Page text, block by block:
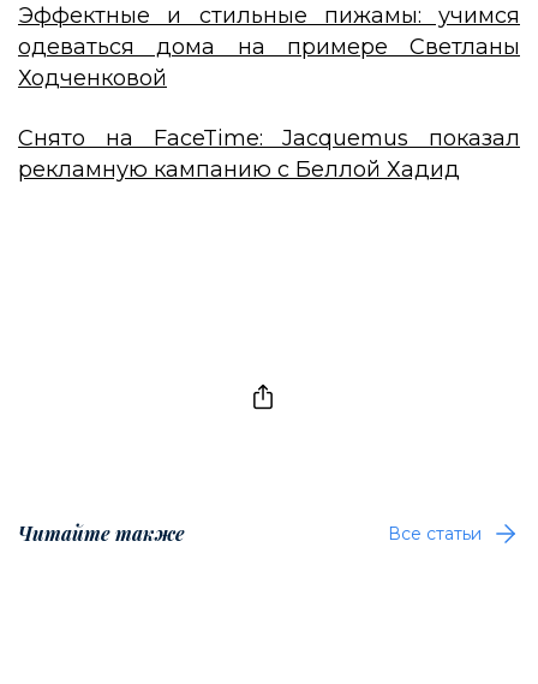
Эффектные и стильные пижамы: учимся
одеваться дома на примере Светланы
Ходченковой
Снято на FaceTime: Jacquemus показал
рекламную кампанию с Беллой Хадид
Читайте также Все статьи